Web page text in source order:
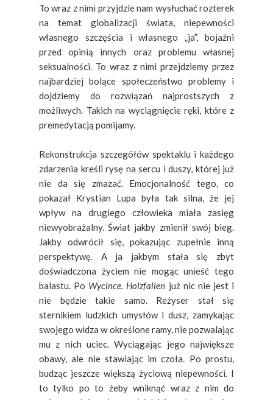
To wraz z nimi przyjdzie nam wysłuchać rozterek
na temat globalizacji świata, niepewności
własnego szczęścia i własnego „ja”, bojaźni
przed opinią innych oraz problemu własnej
seksualności. To wraz z nimi przejdziemy przez
najbardziej bolące społeczeństwo problemy i
dojdziemy do rozwiązań najprostszych z
możliwych. Takich na wyciągnięcie ręki, które z
premedytacją pomijamy.
Rekonstrukcja szczegółów spektaklu i każdego
zdarzenia kreśli rysę na sercu i duszy, której już
nie da się zmazać. Emocjonalność tego, co
pokazał Krystian Lupa była tak silna, że jej
wpływ na drugiego człowieka miała zasięg
niewyobrażalny. Świat jakby zmienił swój bieg.
Jakby odwrócił się, pokazując zupełnie inną
perspektywę. A ja jakbym stała się zbyt
doświadczona życiem nie mogąc unieść tego
balastu. Po Wycince. Holzfallen już nic nie jest i
nie będzie takie samo. Reżyser stał się
sternikiem ludzkich umysłów i dusz, zamykając
swojego widza w określone ramy, nie pozwalając
mu z nich uciec. Wyciągając jego największe
obawy, ale nie stawiając im czoła. Po prostu,
budząc jeszcze większą życiową niepewności. I
to tylko po to żeby wniknąć wraz z nim do